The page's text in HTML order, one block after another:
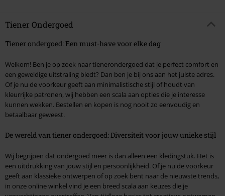
Tiener Ondergoed
Tiener ondergoed: Een must-have voor elke dag
Welkom! Ben je op zoek naar tienerondergoed dat je perfect comfort en
een geweldige uitstraling biedt? Dan ben je bij ons aan het juiste adres.
Of je nu de voorkeur geeft aan minimalistische stijl of houdt van
kleurrijke patronen, wij hebben een scala aan opties die je interesse
kunnen wekken. Bestellen en kopen is nog nooit zo eenvoudig en
betaalbaar geweest.
De wereld van tiener ondergoed: Diversiteit voor jouw unieke stijl
Wij begrijpen dat ondergoed meer is dan alleen een kledingstuk. Het is
een uitdrukking van jouw stijl en persoonlijkheid. Of je nu de voorkeur
geeft aan klassieke ontwerpen of op zoek bent naar de nieuwste trends,
in onze online winkel vind je een breed scala aan keuzes die je